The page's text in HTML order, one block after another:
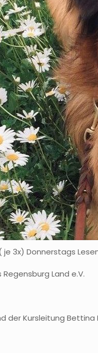
je 3x) Donnerstags
Land e.V.
der Kursleitung